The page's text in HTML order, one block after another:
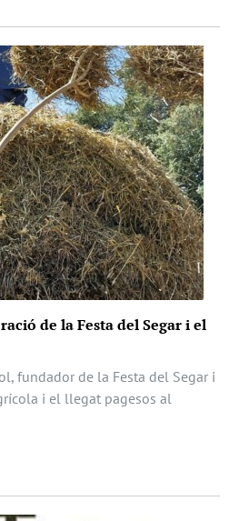
de la Festa del Segar i el
fundador de la Festa del Segar i
i el llegat pagesos al